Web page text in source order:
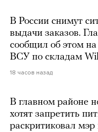
В России снимут
выдачи заказов.
сообщил об этом
ВСУ по складам
18 часов назад
В главном районе
хотят запретить
раскритиковал